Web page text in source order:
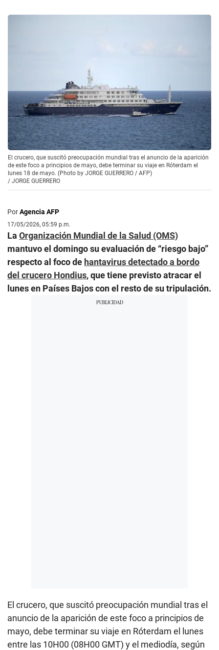
El crucero, que suscitó preocupación mundial tras el anuncio de la aparición
de este foco a principios de mayo, debe terminar su viaje en Róterdam el
lunes 18 de mayo. (Photo by JORGE GUERRERO / AFP)
/ JORGE GUERRERO
PorAgencia AFP
17/05/2026, 05:59 p.m.
La Organización Mundial de la Salud (OMS)
mantuvo el domingo su evaluación de “riesgo bajo”
respecto al foco de hantavirus detectado a bordo
del crucero Hondius, que tiene previsto atracar el
lunes en Países Bajos con el resto de su tripulación.
El crucero, que suscitó preocupación mundial tras el
anuncio de la aparición de este foco a principios de
mayo, debe terminar su viaje en Róterdam el lunes
entre las 10H00 (08H00 GMT) y el mediodía, según